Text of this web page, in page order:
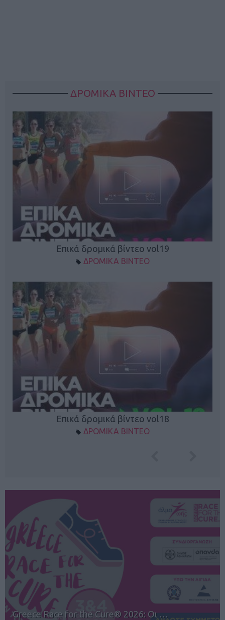
ΔΡΟΜΙΚΑ ΒΙΝΤΕΟ
Επικά δρομικά βίντεο vol19
ΔΡΟΜΙΚΑ ΒΙΝΤΕΟ
Επικά δρομικά βίντεο vol18
ΔΡΟΜΙΚΑ ΒΙΝΤΕΟ
12ος TUI Rhodes Marathon: Άνοιγμα ε…